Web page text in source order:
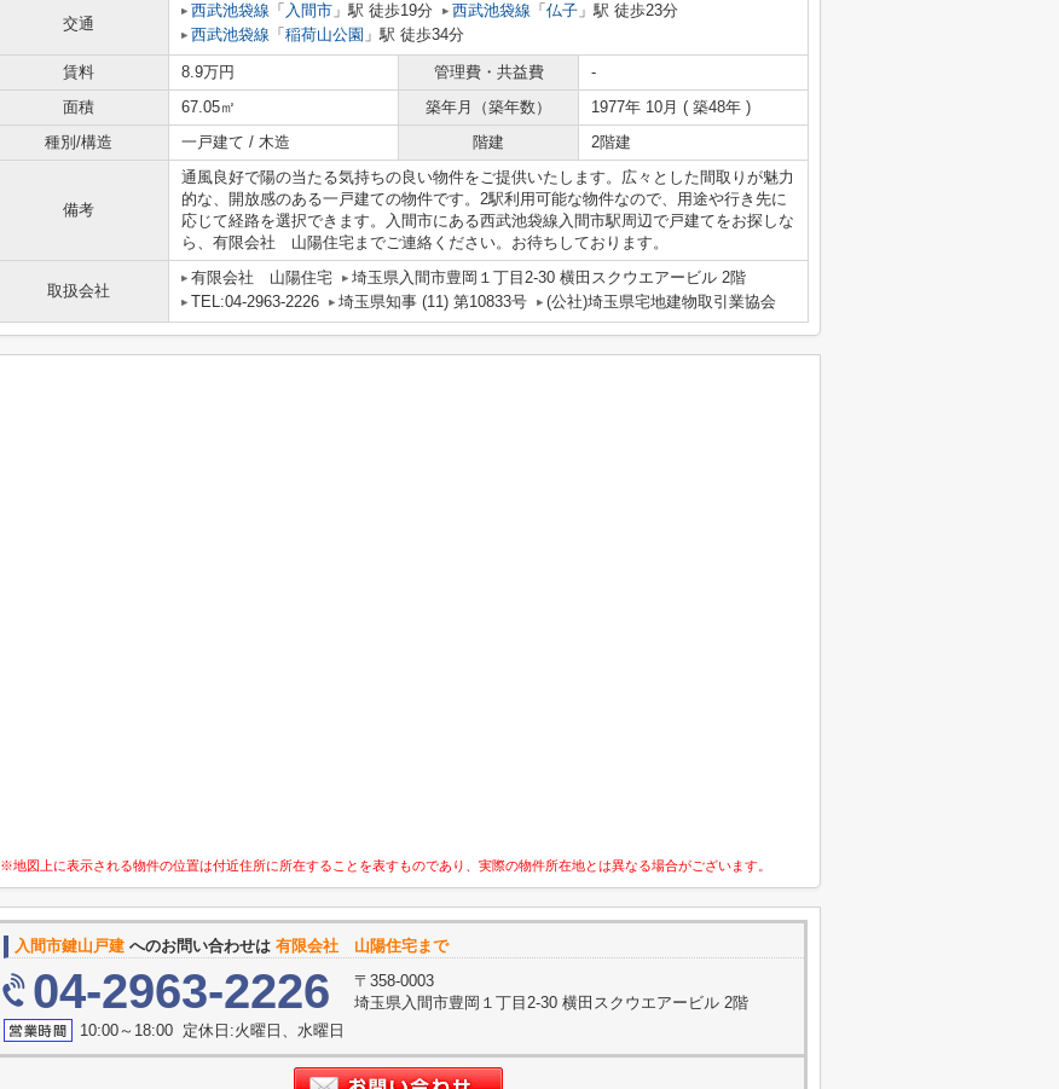
交通
西武池袋線 「 入間市 」駅 徒歩19分 西武池袋線 「 仏子 」駅 徒歩23分
西武池袋線 「 稲荷山公園 」駅 徒歩34分
賃料 8.9万円 管理費・共益費
-
面積
67.05㎡ 築年月（築年数）
1977年 10月 ( 築48年 )
種別/構造
一戸建て / 木造 階建 2階建
備考
通風良好で陽の当たる気持ちの良い物件をご提供いたします。広々とした間取りが魅力
的な、開放感のある一戸建ての物件です。2駅利用可能な物件なので、用途や行き先に
応じて経路を選択できます。入間市にある西武池袋線入間市駅周辺で戸建てをお探しな
ら、有限会社 山陽住宅までご連絡ください。お待ちしております。
取扱会社
有限会社 山陽住宅
埼玉県入間市豊岡１丁目2-30 横田スクウエアービル 2階
TEL:04-2963-2226
埼玉県知事 (11) 第10833号 (公社)埼玉県宅地建物取引業協会
※地図上に表示される物件の位置は付近住所に所在することを表すものであり、実際の物件所在地とは異なる場合がございます。
入間市鍵山戸建 へのお問い合わせは 有限会社 山陽住宅まで
04-2963-2226
〒358-0003
埼玉県入間市豊岡１丁目2-30 横田スクウエアービル 2階
10:00～18:00 定休日:火曜日、水曜日